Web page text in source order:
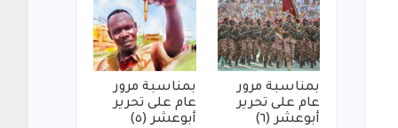
بمناسبة مرور
عام على تحرير
أبوعشر (٦)
بمناسبة مرور
عام على تحرير
أبوعشر (٥)